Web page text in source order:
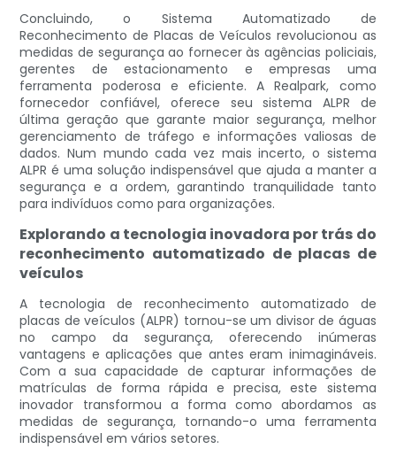
Concluindo, o Sistema Automatizado de
Reconhecimento de Placas de Veículos revolucionou as
medidas de segurança ao fornecer às agências policiais,
gerentes de estacionamento e empresas uma
ferramenta poderosa e eficiente. A Realpark, como
fornecedor confiável, oferece seu sistema ALPR de
última geração que garante maior segurança, melhor
gerenciamento de tráfego e informações valiosas de
dados. Num mundo cada vez mais incerto, o sistema
ALPR é uma solução indispensável que ajuda a manter a
segurança e a ordem, garantindo tranquilidade tanto
para indivíduos como para organizações.
Explorando a tecnologia inovadora por trás do
reconhecimento automatizado de placas de
veículos
A tecnologia de reconhecimento automatizado de
placas de veículos (ALPR) tornou-se um divisor de águas
no campo da segurança, oferecendo inúmeras
vantagens e aplicações que antes eram inimagináveis.
Com a sua capacidade de capturar informações de
matrículas de forma rápida e precisa, este sistema
inovador transformou a forma como abordamos as
medidas de segurança, tornando-o uma ferramenta
indispensável em vários setores.